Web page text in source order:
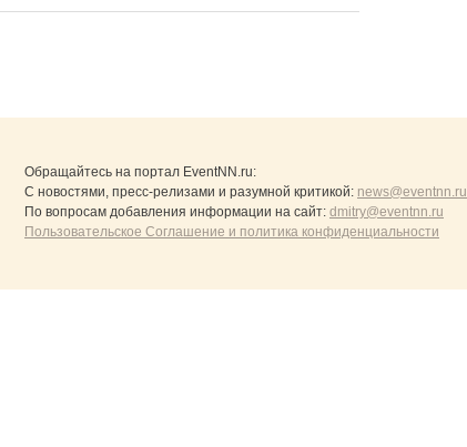
Обращайтесь на портал EventNN.ru:
С новостями, пресс-релизами и разумной критикой: news@eventnn.ru
По вопросам добавления информации на сайт: dmitry@eventnn.ru
Пользовательское Соглашение и политика конфиденциальности